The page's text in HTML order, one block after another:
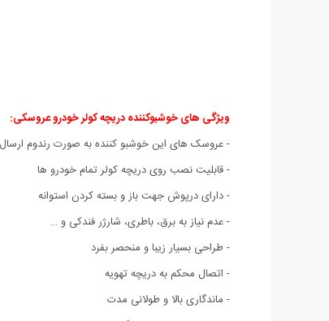
ویژگی های خوشبوکننده دریچه کولر خودرو عروسکی:
- عروسک های این خوشبو کننده به صورت رندوم
- قابلیت نصب روی دریچه کولر تمام خودرو ها
- دارای درپوش جهت باز و بسته کردن استوانه
- عدم نیاز به برق، باطری، شارژر فندکی و …
- طراحی بسیار زیبا و منحصر بفرد
- اتصال محکم به دریچه تهویه
- ماندگاری بالا و طولانی مدت